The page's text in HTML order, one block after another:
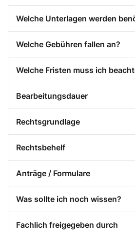
Welche Unterlagen werden
Welche Gebühren fallen an?
Welche Fristen muss ich
Bearbeitungsdauer
Rechtsgrundlage
Rechtsbehelf
Anträge / Formulare
Was sollte ich noch wissen?
Fachlich freigegeben durch